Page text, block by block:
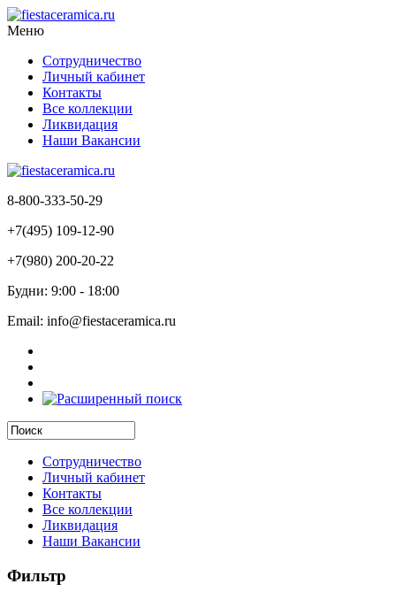
Меню
Сотрудничество
Личный кабинет
Контакты
Все коллекции
Ликвидация
Наши Вакансии
8-800-333-50-29
+7(495) 109-12-90
+7(980) 200-20-22
Будни: 9:00 - 18:00
Email: info@fiestaceramica.ru
Сотрудничество
Личный кабинет
Контакты
Все коллекции
Ликвидация
Наши Вакансии
Фильтр